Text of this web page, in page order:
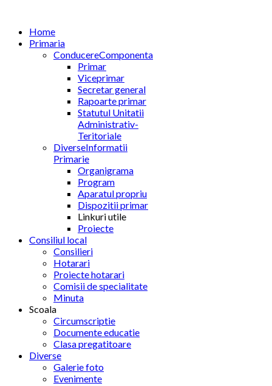
Home
Primaria
ConducereComponenta
Primar
Viceprimar
Secretar general
Rapoarte primar
Statutul Unitatii
Administrativ-
Teritoriale
DiverseInformatii
Primarie
Organigrama
Program
Aparatul propriu
Dispozitii primar
Linkuri utile
Proiecte
Consiliul local
Consilieri
Hotarari
Proiecte hotarari
Comisii de specialitate
Minuta
Scoala
Circumscriptie
Documente educatie
Clasa pregatitoare
Diverse
Galerie foto
Evenimente